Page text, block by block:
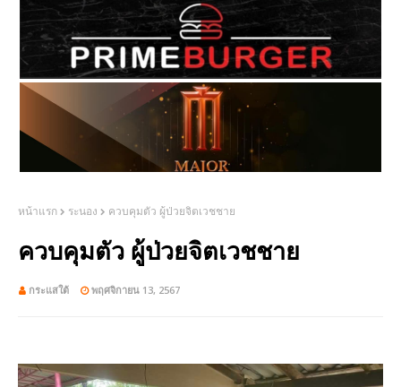
หน้าแรก ระนอง ควบคุมตัว ผู้ป่วยจิตเวชชาย
ควบคุมตัว ผู้ป่วยจิตเวชชาย
กระแสใต้ พฤศจิกายน 13, 2567